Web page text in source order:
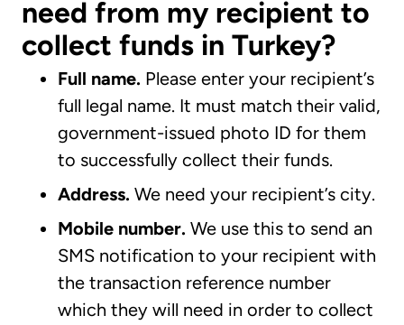
need from my recipient to
collect funds in Turkey?
Full name. Please enter your recipient’s
full legal name. It must match their valid,
government-issued photo ID for them
to successfully collect their funds.
Address. We need your recipient’s city.
Mobile number. We use this to send an
SMS notification to your recipient with
the transaction reference number
which they will need in order to collect